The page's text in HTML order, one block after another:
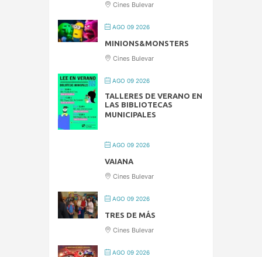
Cines Bulevar
AGO 09 2026
MINIONS&MONSTERS
Cines Bulevar
AGO 09 2026
TALLERES DE VERANO EN
LAS BIBLIOTECAS
MUNICIPALES
AGO 09 2026
VAIANA
Cines Bulevar
AGO 09 2026
TRES DE MÁS
Cines Bulevar
AGO 09 2026